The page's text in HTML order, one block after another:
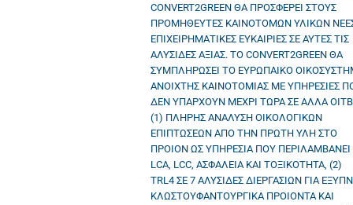
CONVERT2GREEN ΘΑ ΠΡΟΣΦΕΡΕΙ ΣΤΟΥΣ
ΠΡΟΜΗΘΕΥΤΕΣ ΚΑΙΝΟΤΟΜΩΝ ΥΛΙΚΩΝ
ΕΠΙΧΕΙΡΗΜΑΤΙΚΕΣ ΕΥΚΑΙΡΙΕΣ ΣΕ ΑΥΤΕΣ ΤΙΣ
ΑΛΥΣΙΔΕΣ ΑΞΙΑΣ. ΤΟ CONVERT2GREEN ΘΑ
ΣΥΜΠΛΗΡΩΣΕΙ ΤΟ ΕΥΡΩΠΑΙΚΟ
ΑΝΟΙΧΤΗΣ ΚΑΙΝΟΤΟΜΙΑΣ ΜΕ ΥΠΗΡΕΣΙΕΣ
ΔΕΝ ΥΠΑΡΧΟΥΝ ΜΕΧΡΙ ΤΩΡΑ ΣΕ ΑΛΛΑ
(1) ΠΛΗΡΗΣ ΑΝΑΛΥΣΗ ΟΙΚΟΛΟΓΙΚΩΝ
ΕΠΙΠΤΩΣΕΩΝ ΑΠΟ ΤΗΝ ΠΡΩΤΗ ΥΛΗ ΣΤΟ
ΠΡΟΙΟΝ ΩΣ ΥΠΗΡΕΣΙΑ ΠΟΥ ΠΕΡΙΛΑΜΒΑΝΕΙ
LCA, LCC, ΑΣΦΑΛΕΙΑ ΚΑΙ ΤΟΞΙΚΟΤΗΤΑ, (2)
TRL4 ΣΕ 7 ΑΛΥΣΙΔΕΣ ΔΙΕΡΓΑΣΙΩΝ ΓΙΑ
ΚΛΩΣΤΟΥΦΑΝΤΟΥΡΓΙΚΑ ΠΡΟΙΟΝΤΑ ΚΑΙ